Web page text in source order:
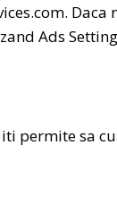
Ads
permite sa